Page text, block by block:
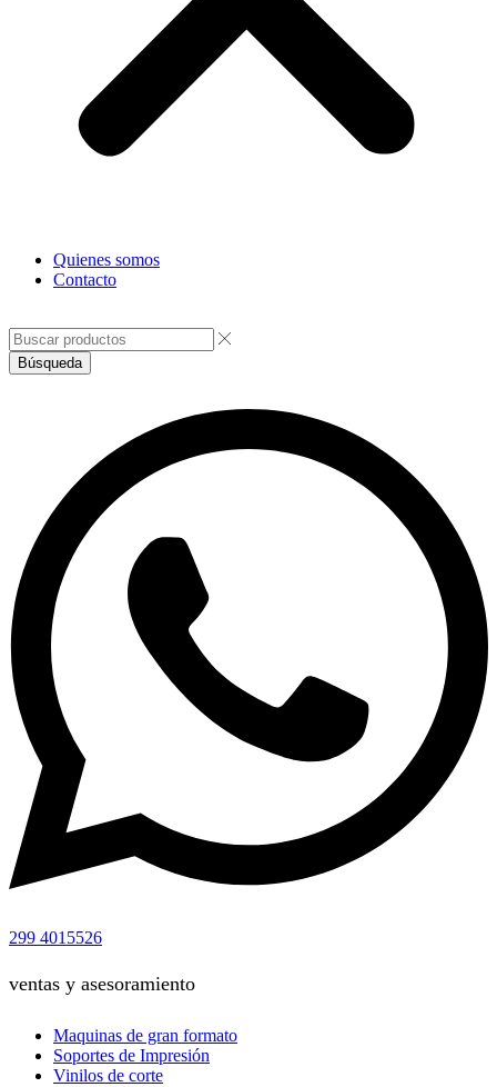
Quienes somos
Contacto
Búsqueda
299 4015526
ventas y asesoramiento
Maquinas de gran formato
Soportes de Impresión
Vinilos de corte